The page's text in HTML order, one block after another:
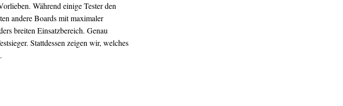
Während einige Tester den
andere Boards mit maximaler
breiten Einsatzbereich. Genau
Stattdessen zeigen wir, welches